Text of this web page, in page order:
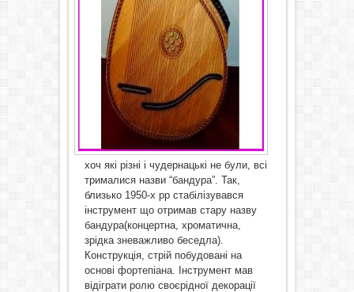
хоч які різні і чудернацькі не були, всі
трималися назви “бандура”. Так,
близько 1950-х рр стабілізувався
інструмент що отримав стару назву
бандура(концертна, хроматична,
зрідка зневажливо беседла).
Конструкція, стрій побудовані на
основі фортепіана. Інструмент мав
відіграти ролю своєрідної декорації